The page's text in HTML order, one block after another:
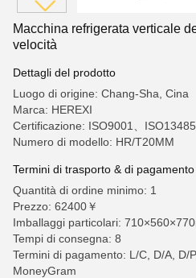
Macchina refrigerata verticale
velocità
Dettagli del prodotto
Luogo di origine: Chang-Sha, Cina
Marca: HEREXI
Certificazione: ISO9001、
Numero di modello: HR/T20MM
Termini di trasporto & di pagamento
Quantità di ordine minimo: 1
Prezzo: 62400￥
Imballaggi particolari:
Tempi di consegna: 8
Termini di pagamento: L/C, D/A, D/
MoneyGram